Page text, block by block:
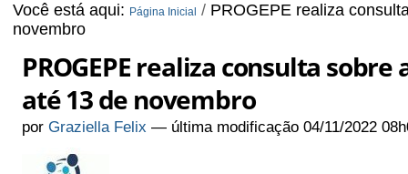
Você está aqui: Página Inicial / PROGEPE realiza
novembro
PROGEPE realiza consulta
até 13 de novembro
porGraziella Felix — última modificação 04/11/2022